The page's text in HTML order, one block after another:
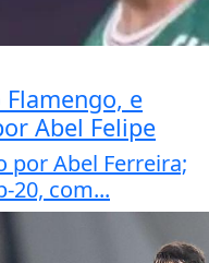
e
Abel Felipe
por Abel Ferreira;
20, com...